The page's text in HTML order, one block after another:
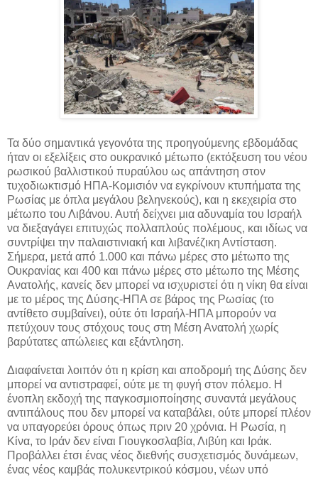
Τα δύο σημαντικά γεγονότα της προηγούμενης εβδομάδας
ήταν οι εξελίξεις στο ουκρανικό μέτωπο (εκτόξευση του νέου
ρωσικού βαλλιστικού πυραύλου ως απάντηση στον
τυχοδιωκτισμό ΗΠΑ-Κομισιόν να εγκρίνουν κτυπήματα της
Ρωσίας με όπλα μεγάλου βεληνεκούς), και η εκεχειρία στο
μέτωπο του Λιβάνου. Αυτή δείχνει μια αδυναμία του Ισραήλ
να διεξαγάγει επιτυχώς πολλαπλούς πολέμους, και ιδίως να
συντρίψει την παλαιστινιακή και λιβανέζικη Αντίσταση.
Σήμερα, μετά από 1.000 και πάνω μέρες στο μέτωπο της
Ουκρανίας και 400 και πάνω μέρες στο μέτωπο της Μέσης
Ανατολής, κανείς δεν μπορεί να ισχυριστεί ότι η νίκη θα είναι
με το μέρος της Δύσης-ΗΠΑ σε βάρος της Ρωσίας (το
αντίθετο συμβαίνει), ούτε ότι Ισραήλ-ΗΠΑ μπορούν να
πετύχουν τους στόχους τους στη Μέση Ανατολή χωρίς
βαρύτατες απώλειες και εξάντληση.
Διαφαίνεται λοιπόν ότι η κρίση και αποδρομή της Δύσης δεν
μπορεί να αντιστραφεί, ούτε με τη φυγή στον πόλεμο. Η
ένοπλη εκδοχή της παγκοσμιοποίησης συναντά μεγάλους
αντιπάλους που δεν μπορεί να καταβάλει, ούτε μπορεί πλέον
να υπαγορεύει όρους όπως πριν 20 χρόνια. Η Ρωσία, η
Κίνα, το Ιράν δεν είναι Γιουγκοσλαβία, Λιβύη και Ιράκ.
Προβάλλει έτσι ένας νέος διεθνής συσχετισμός δυνάμεων,
ένας νέος καμβάς πολυκεντρικού κόσμου, νέων υπό